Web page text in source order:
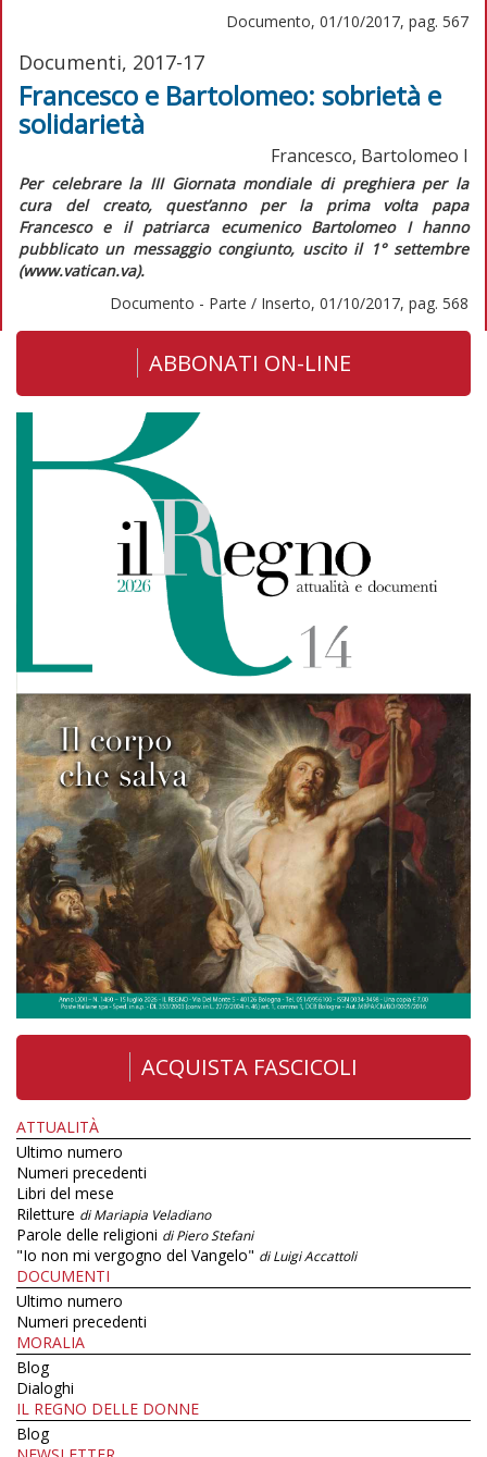
Documento, 01/10/2017, pag. 567
Documenti, 2017-17
Francesco e Bartolomeo: sobrietà e
solidarietà
Francesco, Bartolomeo I
Per celebrare la III Giornata mondiale di preghiera per la
cura del creato, quest’anno per la prima volta papa
Francesco e il patriarca ecumenico Bartolomeo I hanno
pubblicato un messaggio congiunto, uscito il 1° settembre
(www.vatican.va).
Documento - Parte / Inserto, 01/10/2017, pag. 568
ABBONATI ON-LINE
ACQUISTA FASCICOLI
ATTUALITÀ
Ultimo numero
Numeri precedenti
Libri del mese
Riletture di Mariapia Veladiano
Parole delle religioni di Piero Stefani
"Io non mi vergogno del Vangelo" di Luigi Accattoli
DOCUMENTI
Ultimo numero
Numeri precedenti
MORALIA
Blog
Dialoghi
IL REGNO DELLE DONNE
Blog